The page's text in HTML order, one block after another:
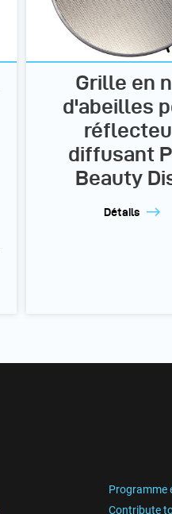
Grille en
d'abeilles
diffusant
Beauty
Détails
Programme
Contribute